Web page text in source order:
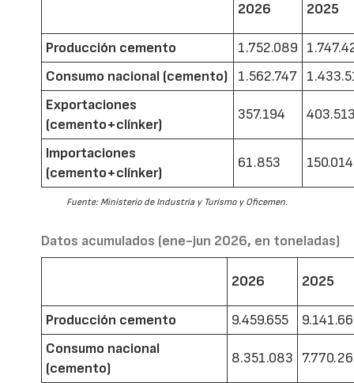
2026 2025
Producción cemento 1.752.089
Consumo nacional (cemento)
1.562.747
Exportaciones
(cemento+clínker)
357.194
Importaciones
(cemento+clínker)
61.853 150.014
Fuente: Ministerio de Industria y Turismo y Oficemen.
Datos acumulados (ene-jun 2026, en toneladas)
2026 2025
Producción cemento 9.459.655
Consumo nacional
(cemento)
8.351.083